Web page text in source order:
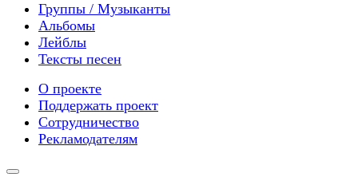
Группы / Музыканты
Альбомы
Лейблы
Тексты песен
О проекте
Поддержать проект
Сотрудничество
Рекламодателям